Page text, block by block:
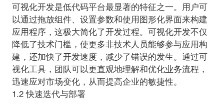
可视化开发是低代码平台最显著的特征之一。用户可
以通过拖放组件、设置参数和使用图形化界面来构建
应用程序，这极大简化了开发过程。可视化开发不仅
降低了技术门槛，使更多非技术人员能够参与应用构
建，还加快了开发速度，减少了错误的发生。通过可
视化工具，团队可以更直观地理解和优化业务流程，
迅速应对市场变化，从而提高企业的敏捷性。
1.2 快速迭代与部署